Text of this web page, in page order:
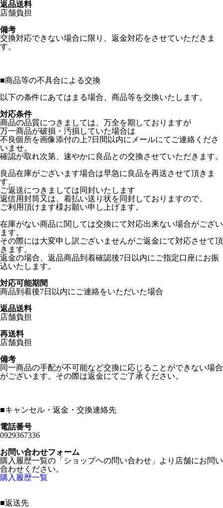
返品送料
店舗負担
備考
交換対応できない場合に限り、返金対応をさせていただきま
す。
■商品等の不具合による交換
以下の条件にあてはまる場合、商品等を交換いたします。
対応条件
商品の品質につきましては、万全を期しておりますが
万一商品が破損・汚損していた場合は
不良個所を画像添付の上7日間以内にメールにてご連絡くださ
いませ。
確認が取れ次第、速やかに良品との交換させていただきます。
良品在庫がございます場合は早急に良品を再送させて頂きま
す。
ご返送につきましては同封いたします
返信用封筒又は、着払い送り状を同封しておりますので、
ご利用頂けます様お願い申し上げます。
在庫がない商品に関しては交換にて対応出来ない場合がござい
ます。
その際には大変申し訳ございませんがご返金にて対応させて頂
きます。
返金の場合、返品商品到着確認後7日以内にご指定口座にお振
込いたします。
対応可能期間
商品到着後7日以内にご連絡をいただいた場合
返品送料
店舗負担
再送料
店舗負担
備考
同一商品の手配が不可能など交換に応じることができない場合
がございます。その際は返金にてご了承ください。
■キャンセル・返金・交換連絡先
電話番号
0929367336
お問い合わせフォーム
購入履歴一覧の「ショップヘの問い合わせ」より店舗にお問い
合わせください。
購入履歴一覧
■返送先